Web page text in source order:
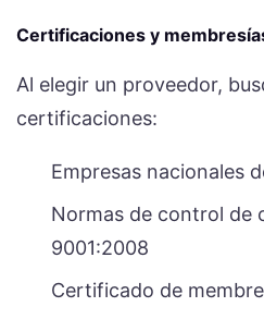
Certificaciones y
Al elegir un proveedor,
certificaciones:
Empresas nacionales
Normas de control de
9001:2008
Certificado de